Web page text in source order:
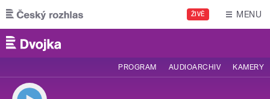
Přejít k hlavnímu obsahu
ŽIVĚ MENU
PROGRAM AUDIOARCHIV KAMERY